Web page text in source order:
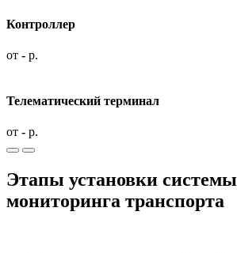
Контроллер
от - р.
Телематический терминал
от - р.
Этапы установки системы
мониторинга транспорта